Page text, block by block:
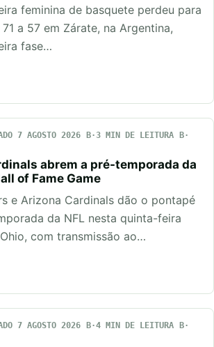
feminina de basquete perdeu para
a 57 em Zárate, na Argentina,
fase…
7 AGOSTO 2026
3 MIN DE LEITURA
abrem a pré-temporada da
of Fame Game
e Arizona Cardinals dão o pontapé
da NFL nesta quinta-feira
com transmissão ao…
7 AGOSTO 2026
4 MIN DE LEITURA